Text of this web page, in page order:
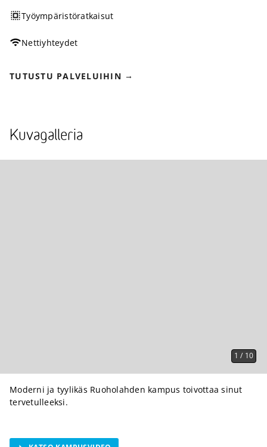
Työympäristöratkaisut
Nettiyhteydet
TUTUSTU PALVELUIHIN
Kuvagalleria
Moderni ja tyylikäs Ruoholahden kampus toivottaa sinut
tervetulleeksi.
1 / 10